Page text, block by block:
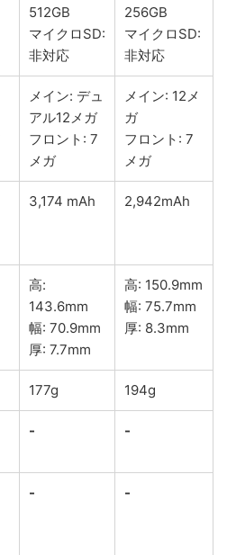
512GB
マイクロSD:
非対応
256GB
マイクロSD:
非対応
メイン: デュ
アル12メガ
フロント: 7
メガ
メイン: 12メ
ガ
フロント: 7
メガ
3,174 mAh 2,942mAh
高:
143.6mm
幅: 70.9mm
厚: 7.7mm
高: 150.9mm
幅: 75.7mm
厚: 8.3mm
177g 194g
- -
- -